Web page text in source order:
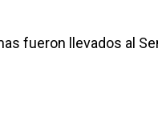
fueron llevados al